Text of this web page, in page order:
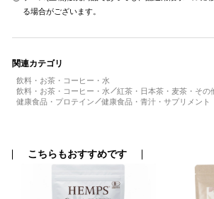
る場合がございます。
関連カテゴリ
飲料・お茶・コーヒー・水
飲料・お茶・コーヒー・水
紅茶・日本茶・麦茶・その
健康食品・プロテイン
健康食品・青汁・サプリメント
こちらもおすすめです